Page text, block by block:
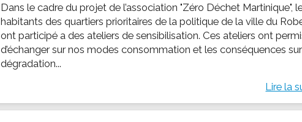
Dans le cadre du projet de l’association "Zéro Déchet Martinique",
habitants des quartiers prioritaires de la politique de la ville du
ont participé a des ateliers de sensibilisation. Ces ateliers ont
d’échanger sur nos modes consommation et les conséquences
dégradation...
Lire la